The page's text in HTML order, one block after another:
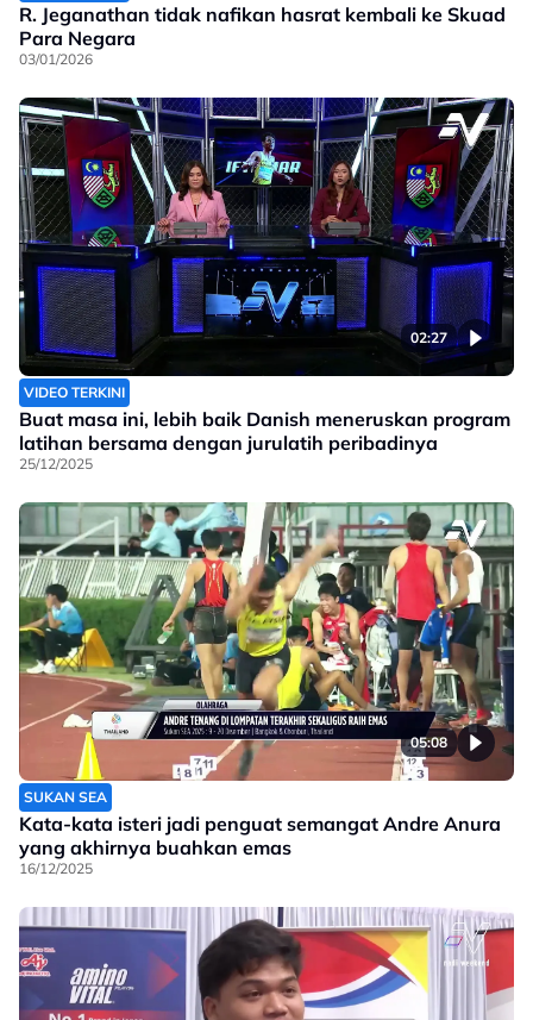
R. Jeganathan tidak nafikan hasrat kembali ke Skuad
Para Negara
03/01/2026
02:27
VIDEO TERKINI
Buat masa ini, lebih baik Danish meneruskan program
latihan bersama dengan jurulatih peribadinya
25/12/2025
05:08
SUKAN SEA
Kata-kata isteri jadi penguat semangat Andre Anura
yang akhirnya buahkan emas
16/12/2025